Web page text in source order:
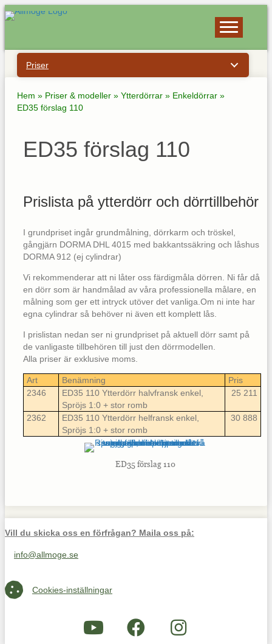
Priser
Hem » Priser & modeller » Ytterdörrar » Enkeldörrar »
ED35 förslag 110
ED35 förslag 110
Prislista på ytterdörr och dörrtillbehör
I grundpriset ingår grundmålning, dörrkarm och tröskel,
gångjärn DORMA DHL 4015 med bakkantssäkring och låshus
DORMA 912 (ej cylindrar)
Vi rekommenderar att ni låter oss färdigmåla dörren. Ni får då
en dörr som är handmålad av våra professionella målare, en
målning som ger ett intryck utöver det vanliga.Om ni inte har
egna cylindrar så behöver ni även ett komplett lås.
I prislistan nedan ser ni grundpriset på aktuell dörr samt på
de vanligaste tillbehören till just den dörrmodellen.
Alla priser är exklusive moms.
Art Benämning
Pris
2346
ED35 110 Ytterdörr halvfransk enkel,
Spröjs 1:0 + stor romb
25 211
2362
ED35 110 Ytterdörr helfransk enkel,
Spröjs 1:0 + stor romb
30 888
ED35 förslag 110
Vill du skicka oss en förfrågan? Maila oss på:
Maila oss på info@allmoge.se
info@allmoge.se
Cookies-inställningar
Cookies-inställningar